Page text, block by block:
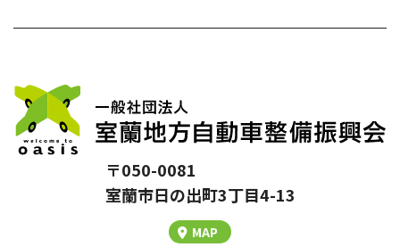
〒050-0081
室蘭市⽇の出町3丁⽬4-13
MAP